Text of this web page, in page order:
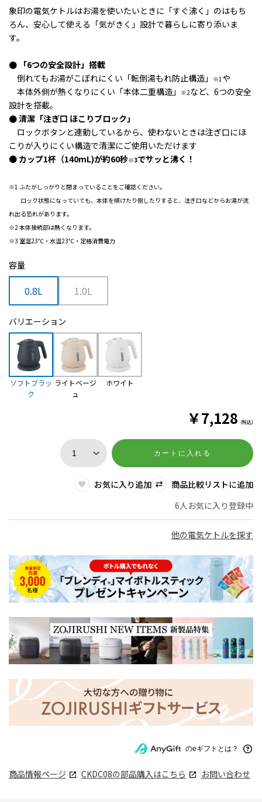
象印の電気ケトルはお湯を使いたいときに「すぐ沸く」のはもち
ろん、安心して使える「気がきく」設計で暮らしに寄り添いま
す。
● 「6つの安全設計」搭載
倒れてもお湯がこぼれにくい「転倒湯もれ防止構造」
※1や
本体外側が熱くなりにくい「本体二重構造」
※2など、6つの安全
設計を搭載。
● 清潔「注ぎ口 ほこりブロック」
ロックボタンと連動しているから、使わないときは注ぎ口にほ
こりが入りにくい構造で清潔にご使用いただけます
● カップ1杯（140mL)が約60秒※3でサッと沸く！
※1 ふたがしっかりと閉まっていることをご確認ください。
ロック状態になっていても、本体を傾けたり倒したりすると、注ぎ口などからお湯が流
れ出る恐れがあります。
※2 本体接続部は熱くなります。
※3 室温23℃・水温23℃・定格消費電力
容量
0.8L 1.0L
バリエーション
ソフトブラッ
ク
ライトベージ
ュ
ホワイト
￥7,128 (税込)
カートに入れる
お気に入り追加
商品比較リストに追加
6人お気に入り登録中
他の電気ケトルを探す
のeギフトとは？
商品情報ページ CKDC08の部品購入はこちら お問い合わせ